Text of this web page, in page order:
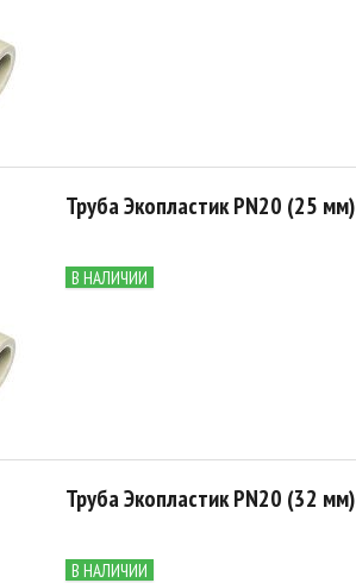
Труба Экопластик PN20 (25
В НАЛИЧИИ
Труба Экопластик PN20 (32
В НАЛИЧИИ